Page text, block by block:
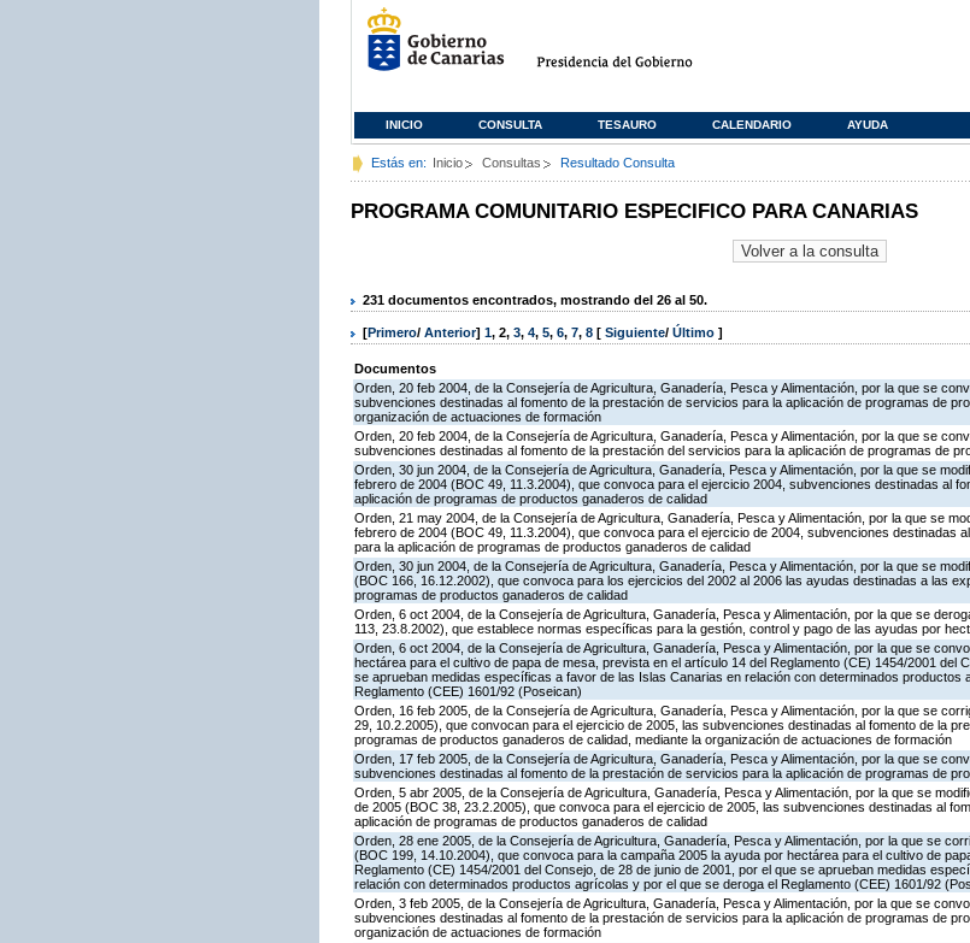
INICIO CONSULTA TESAURO CALENDARIO AYUDA
Estás en: Inicio Consultas Resultado Consulta
PROGRAMA COMUNITARIO ESPECIFICO PARA CANARIAS
231 documentos encontrados, mostrando del 26 al 50.
[Primero/ Anterior] 1, 2, 3, 4, 5, 6, 7, 8 [ Siguiente/ Último ]
Documentos
Orden, 20 feb 2004, de la Consejería de Agricultura, Ganadería, Pesca y Alimentación, por la que se
subvenciones destinadas al fomento de la prestación de servicios para la aplicación de programas de
organización de actuaciones de formación
Orden, 20 feb 2004, de la Consejería de Agricultura, Ganadería, Pesca y Alimentación, por la que se
subvenciones destinadas al fomento de la prestación del servicios para la aplicación de programas de
Orden, 30 jun 2004, de la Consejería de Agricultura, Ganadería, Pesca y Alimentación, por la que se
febrero de 2004 (BOC 49, 11.3.2004), que convoca para el ejercicio 2004, subvenciones destinadas al
aplicación de programas de productos ganaderos de calidad
Orden, 21 may 2004, de la Consejería de Agricultura, Ganadería, Pesca y Alimentación, por la que se
febrero de 2004 (BOC 49, 11.3.2004), que convoca para el ejercicio de 2004, subvenciones destinadas
para la aplicación de programas de productos ganaderos de calidad
Orden, 30 jun 2004, de la Consejería de Agricultura, Ganadería, Pesca y Alimentación, por la que se
(BOC 166, 16.12.2002), que convoca para los ejercicios del 2002 al 2006 las ayudas destinadas a las
programas de productos ganaderos de calidad
Orden, 6 oct 2004, de la Consejería de Agricultura, Ganadería, Pesca y Alimentación, por la que se
113, 23.8.2002), que establece normas específicas para la gestión, control y pago de las ayudas por
Orden, 6 oct 2004, de la Consejería de Agricultura, Ganadería, Pesca y Alimentación, por la que se
hectárea para el cultivo de papa de mesa, prevista en el artículo 14 del Reglamento (CE) 1454/2001 del
se aprueban medidas específicas a favor de las Islas Canarias en relación con determinados productos
Reglamento (CEE) 1601/92 (Poseican)
Orden, 16 feb 2005, de la Consejería de Agricultura, Ganadería, Pesca y Alimentación, por la que se
29, 10.2.2005), que convocan para el ejercicio de 2005, las subvenciones destinadas al fomento de la
programas de productos ganaderos de calidad, mediante la organización de actuaciones de formación
Orden, 17 feb 2005, de la Consejería de Agricultura, Ganadería, Pesca y Alimentación, por la que se
subvenciones destinadas al fomento de la prestación de servicios para la aplicación de programas de
Orden, 5 abr 2005, de la Consejería de Agricultura, Ganadería, Pesca y Alimentación, por la que se
de 2005 (BOC 38, 23.2.2005), que convoca para el ejercicio de 2005, las subvenciones destinadas al
aplicación de programas de productos ganaderos de calidad
Orden, 28 ene 2005, de la Consejería de Agricultura, Ganadería, Pesca y Alimentación, por la que se
(BOC 199, 14.10.2004), que convoca para la campaña 2005 la ayuda por hectárea para el cultivo de
Reglamento (CE) 1454/2001 del Consejo, de 28 de junio de 2001, por el que se aprueban medidas
relación con determinados productos agrícolas y por el que se deroga el Reglamento (CEE) 1601/92
Orden, 3 feb 2005, de la Consejería de Agricultura, Ganadería, Pesca y Alimentación, por la que se
subvenciones destinadas al fomento de la prestación de servicios para la aplicación de programas de
organización de actuaciones de formación